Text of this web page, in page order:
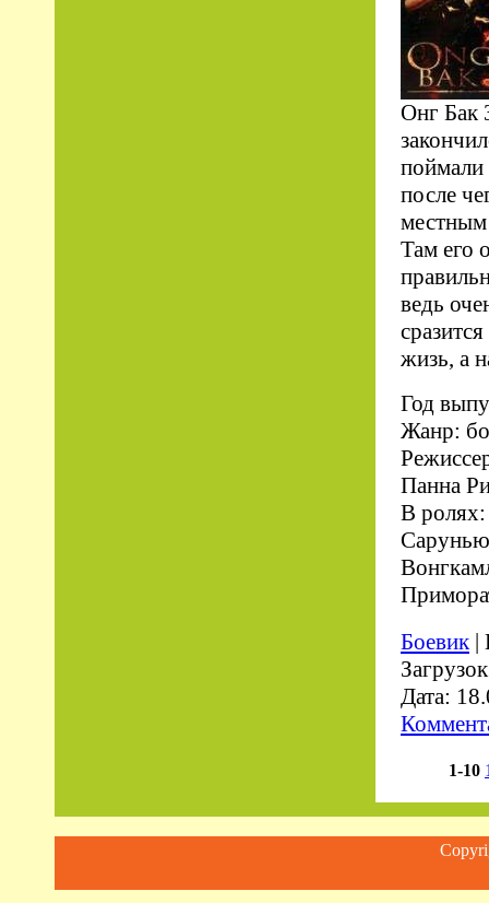
Онг Бак
поймали
после
местным
Там его
ведь
жизь, а
Год
Жанр:
Панна
В
Сарунью
Боевик|
Дата:
1-10